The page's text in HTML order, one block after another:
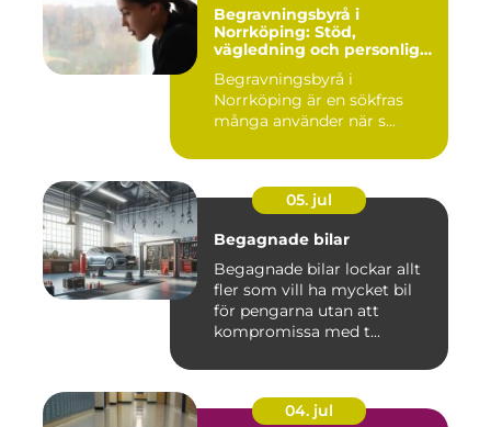
Begravningsbyrå i
Norrköping: Stöd,
vägledning och personliga
Begravningsbyrå i
Norrköping är en sökfras
många använder när s...
05. jul
Begagnade bilar
Begagnade bilar lockar allt
fler som vill ha mycket bil
för pengarna utan att
kompromissa med t...
04. jul